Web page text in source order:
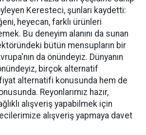
Keresteci, şunları kaydetti:
heyecan, farklı ürünleri
Bu deneyim alanını da sunan
bütün mensupların bir
da önündeyiz. Dünyanın
birçok alternatif
alternatifi konusunda hem de
Reyonlarımız hazır,
alışveriş yapabilmek için
alışveriş yapmaya davet